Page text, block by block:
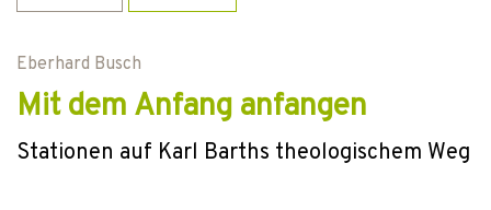
Eberhard Busch
Mit dem Anfang anfangen
Stationen auf Karl Barths theologischem Weg